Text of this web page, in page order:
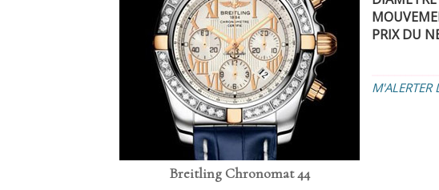
Breitling Chronomat 44
PRIX DU
M'ALERTER